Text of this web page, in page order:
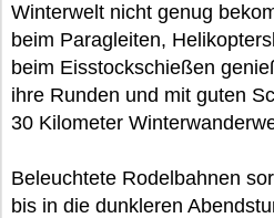
Winterwelt nicht genug
beim Paragleiten,
beim Eisstockschießen
ihre Runden und mit guten
30 Kilometer
Beleuchtete Rodelbahnen
bis in die dunkleren